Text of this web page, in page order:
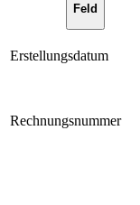
Feld
Erstellungsdatum
Rechnungsnummer